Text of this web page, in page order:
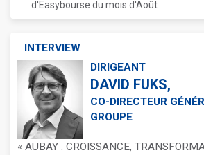
d'Easybourse du mois d'Août
INTERVIEW
DIRIGEANT
DAVID FUKS,
CO-DIRECTEUR
GROUPE
« AUBAY : CROISSANCE,